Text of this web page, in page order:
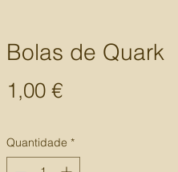
Bolas de Quark
1,00 €Preço
Quantidade *